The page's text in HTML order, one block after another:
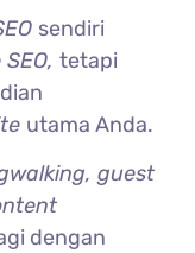
sendiri
tetapi
utama Anda.
guest
dengan